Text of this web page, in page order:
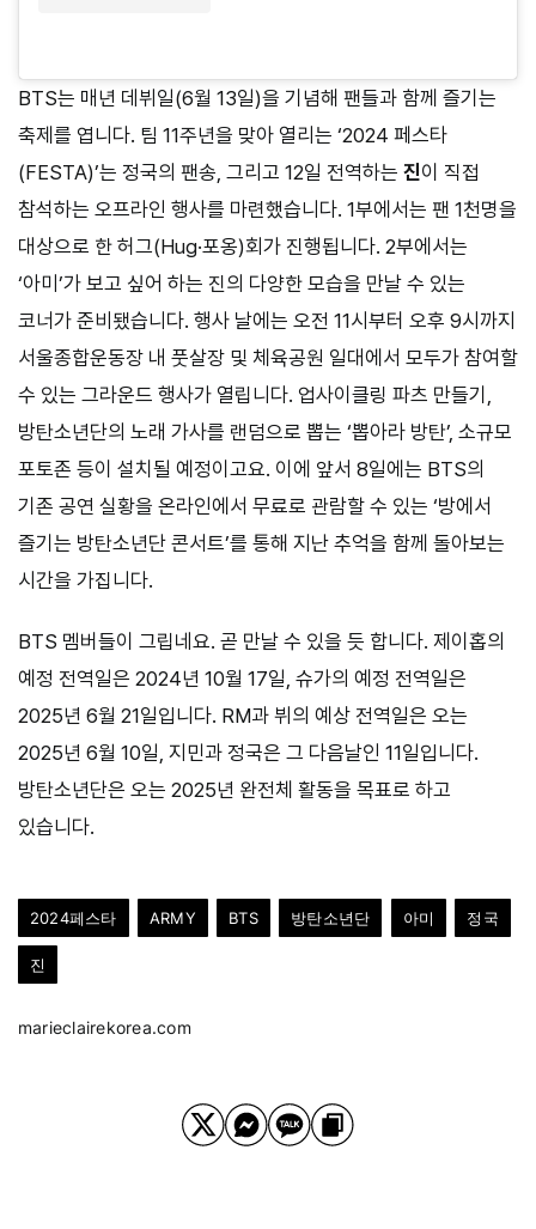
BTS는 매년 데뷔일(6월 13일)을 기념해 팬들과 함께 즐기는
축제를 엽니다. 팀 11주년을 맞아 열리는 ‘2024 페스타
(FESTA)’는 정국의 팬송, 그리고 12일 전역하는 진이 직접
참석하는 오프라인 행사를 마련했습니다. 1부에서는 팬 1천명을
대상으로 한 허그(Hug·포옹)회가 진행됩니다. 2부에서는
‘아미’가 보고 싶어 하는 진의 다양한 모습을 만날 수 있는
코너가 준비됐습니다. 행사 날에는 오전 11시부터 오후 9시까지
서울종합운동장 내 풋살장 및 체육공원 일대에서 모두가 참여할
수 있는 그라운드 행사가 열립니다. 업사이클링 파츠 만들기,
방탄소년단의 노래 가사를 랜덤으로 뽑는 ‘뽑아라 방탄’, 소규모
포토존 등이 설치될 예정이고요. 이에 앞서 8일에는 BTS의
기존 공연 실황을 온라인에서 무료로 관람할 수 있는 ‘방에서
즐기는 방탄소년단 콘서트’를 통해 지난 추억을 함께 돌아보는
시간을 가집니다.
BTS 멤버들이 그립네요. 곧 만날 수 있을 듯 합니다. 제이홉의
예정 전역일은 2024년 10월 17일, 슈가의 예정 전역일은
2025년 6월 21일입니다. RM과 뷔의 예상 전역일은 오는
2025년 6월 10일, 지민과 정국은 그 다음날인 11일입니다.
방탄소년단은 오는 2025년 완전체 활동을 목표로 하고
있습니다.
2024페스타 ARMY BTS 방탄소년단 아미 정국
진
marieclairekorea.com